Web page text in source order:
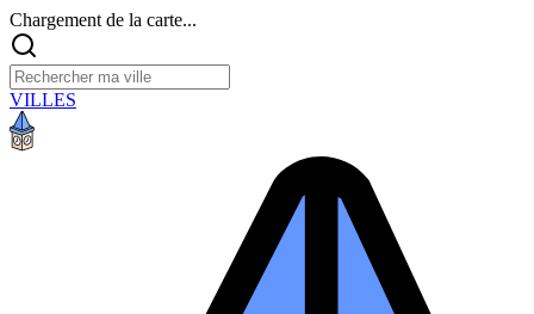
Chargement de la carte...
VILLES